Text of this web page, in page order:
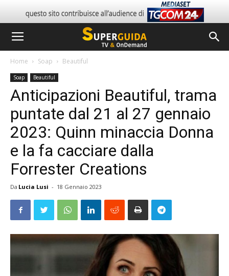
Home Soap Beautiful
Soap Beautiful
Anticipazioni Beautiful, trama
puntate dal 21 al 27 gennaio
2023: Quinn minaccia Donna
e la fa cacciare dalla
Forrester Creations
Da Lucia Lusi - 18 Gennaio 2023